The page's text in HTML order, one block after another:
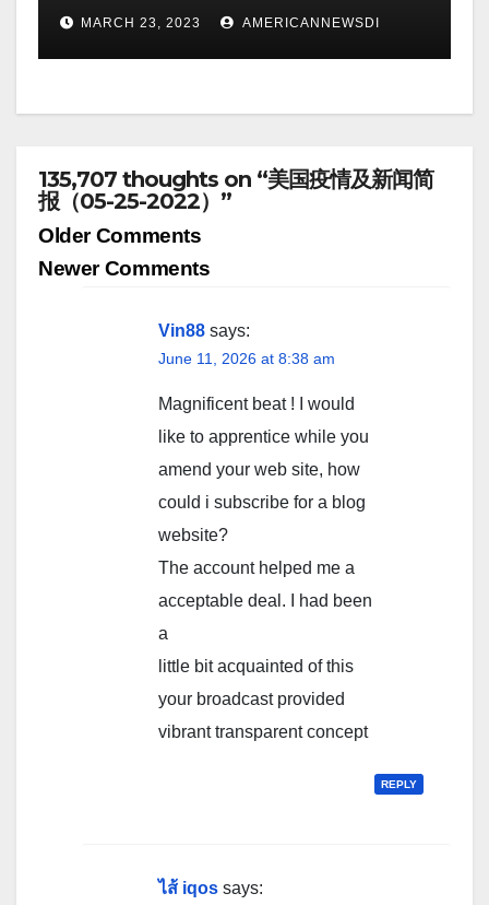
MARCH 23, 2023 AMERICANNEWSDI
135,707 thoughts on “美国疫情及新闻简
报（05-25-2022）”
Comment
navigation
Older Comments
Newer Comments
Vin88 says:
June 11, 2026 at 8:38 am
Magnificent beat ! I would
like to apprentice while you
amend your web site, how
could i subscribe for a blog
website?
The account helped me a
acceptable deal. I had been
a
little bit acquainted of this
your broadcast provided
vibrant transparent concept
REPLY
ไส้ iqos says: